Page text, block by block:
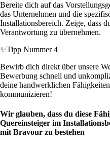
Bereite dich auf das
das Unternehmen und die
Installationsbereich. Zeige, dass
Verantwortung zu übernehmen.
✨Tipp Nummer 4
Bewirb dich direkt über unsere
Bewerbung schnell und
deine handwerklichen
kommunizieren!
Wir glauben, dass du diese
Quereinsteiger im
mit Bravour zu bestehen